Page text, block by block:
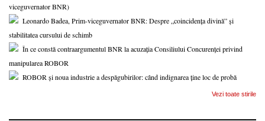
viceguvernator BNR)
Leonardo Badea, Prim-viceguvernator BNR: Despre „coincidența divină” și
stabilitatea cursului de schimb
În ce constă contraargumentul BNR la acuzația Consiliului Concurenței privind
manipularea ROBOR
ROBOR și noua industrie a despăgubirilor: când indignarea ține loc de probă
Vezi toate stirile